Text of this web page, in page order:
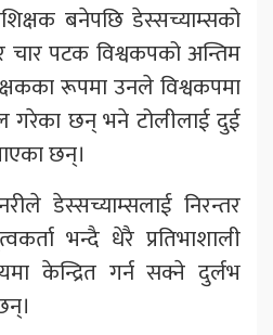
बनेपछि डेस्सच्याम्सको
चार पटक विश्वकपको अन्तिम
रूपमा उनले विश्वकपमा
गरेका छन् भने टोलीलाई दुई
छन्।
डेस्सच्याम्सलाई निरन्तर
भन्दै धेरै प्रतिभाशाली
केन्द्रित गर्न सक्ने दुर्लभ